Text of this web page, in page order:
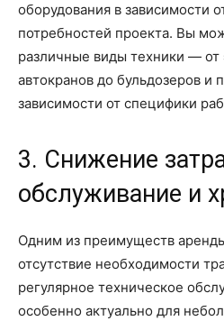
оборудования в зависимости
потребностей проекта. Вы
различные виды техники — от
автокранов до бульдозеров и
зависимости от специфики
3. Снижение
обслуживание и
Одним из преимуществ
отсутствие необходимости
регулярное техническое
особенно актуально для